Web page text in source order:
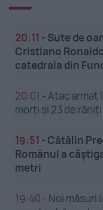
20:11 - Sute de
Cristiano
catedrala din
20:01 -Atac armat
morți și 23 de răniți
19:51 -Cătălin
Românul a
metri
19:40 - Noi măsuri